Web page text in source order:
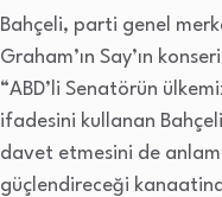
Bahçeli, parti genel
Graham’ın Say’ın
“ABD’li Senatörün
ifadesini kullanan Bahçeli,
davet etmesini de
güçlendireceği